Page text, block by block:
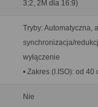
3:2, 2M dla 16:9)
Tryby: Automatyczna,
synchronizacja/
wyłączenie
• Zakres (I.ISO): od
Nie